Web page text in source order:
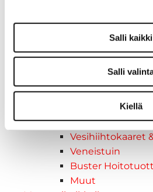
Salli kaikki
Salli
Kiellä
Pohjavanerit
Solumuovit
Tuulilasit
Törmäyskumit
Valomastot &
Vesihiihtokaaret
Veneistuin
Buster
Muut